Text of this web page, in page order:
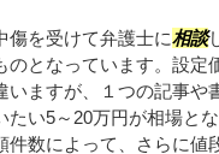
傷を受けて弁護士に相談
のとなっています。設定
いますが、１つの記事や
たい5～20万円が相場と
件数によって、さらに値